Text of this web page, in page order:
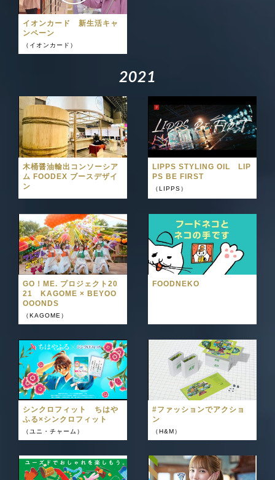
イオンカード 新生活キャ
ンペーン
（イオンカード）
2021
木桶醤油輸出コンソーシア
ム FOODEX ブースデザイ
ン
LIPPS STYLING OIL LIP
PS BE FIRST
（LIPPS）
GO！ME. プロジェクト20
21 KAGOME × BEYOO
OOONDS
（KAGOME）
FOODNEKO
シンクロフィット ちはや
ふる×シンクロフィット
（ユニ・チャーム）
#ファッションでアクショ
ン
（H&M）